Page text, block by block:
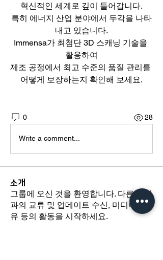
혁신적인 세계로 깊이 들어갑니다.
특히 에너지 산업 분야에서 두각을 나타
내고 있습니다.
Immensa가 최첨단 3D 스캐닝 기술을
활용하여
제조 공정에서 최고 수준의 품질 관리를
어떻게 보장하는지 확인해 보세요.
0 28
Write a comment...
소개
그룹에 오신 것을 환영합니다. 다른 회원
과의 교류 및 업데이트 수신, 미디어 공
유 등의 활동을 시작하세요.